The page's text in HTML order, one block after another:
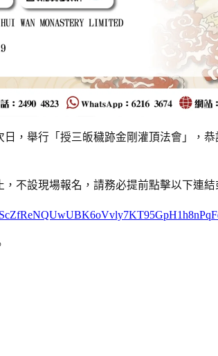
，舉行「授三皈穢跡金剛灌頂法會」，
不設現場報名，請務必提前點擊以下連結